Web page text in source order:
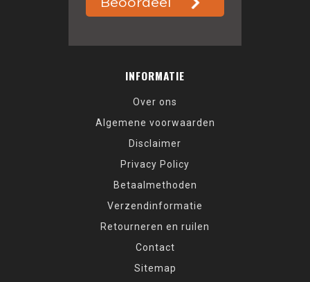
INFORMATIE
Over ons
Algemene voorwaarden
Disclaimer
Privacy Policy
Betaalmethoden
Verzendinformatie
Retourneren en ruilen
Contact
Sitemap